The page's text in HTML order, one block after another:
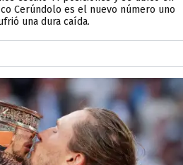
Cerúndolo es el nuevo número uno
una dura caída.